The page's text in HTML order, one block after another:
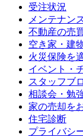
受注状況
メンテナン
不動産の売
空き家・建
火災保険を
イベント・
スタッフブ
相談会・勉
家の売却を
住宅診断
プライバシ